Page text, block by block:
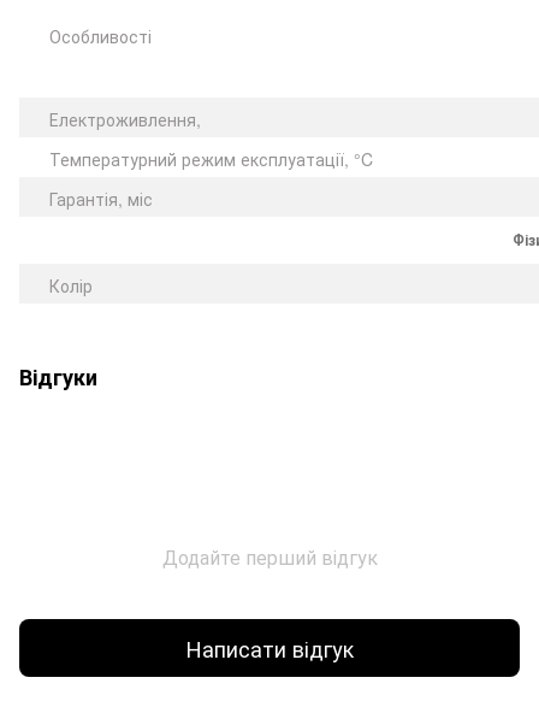
Особливості
Електроживлення,
Температурний режим експлуатації, °C
Гарантія, міс
Колір
Відгуки
Додайте перший відгук
Написати відгук